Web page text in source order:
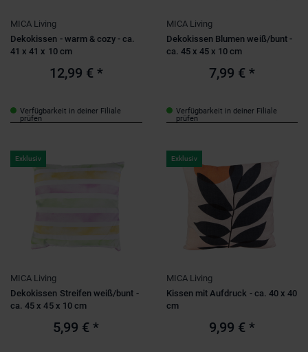
MICA Living
Dekokissen - warm & cozy - ca.
41 x 41 x 10 cm
12,99 € *
Verfügbarkeit in deiner Filiale
prüfen
MICA Living
Dekokissen Blumen weiß/bunt -
ca. 45 x 45 x 10 cm
7,99 € *
Verfügbarkeit in deiner Filiale
prüfen
Exklusiv
MICA Living
Dekokissen Streifen weiß/bunt -
ca. 45 x 45 x 10 cm
5,99 € *
Exklusiv
MICA Living
Kissen mit Aufdruck - ca. 40 x 40
cm
9,99 € *